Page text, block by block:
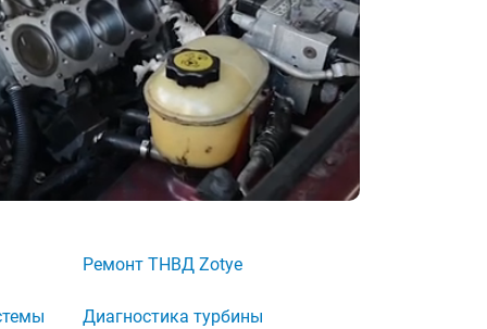
Ремонт ТНВД Zotye
Диагностика турбины